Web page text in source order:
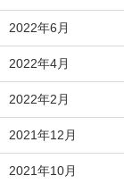
2022年6月
2022年4月
2022年2月
2021年12月
2021年10月